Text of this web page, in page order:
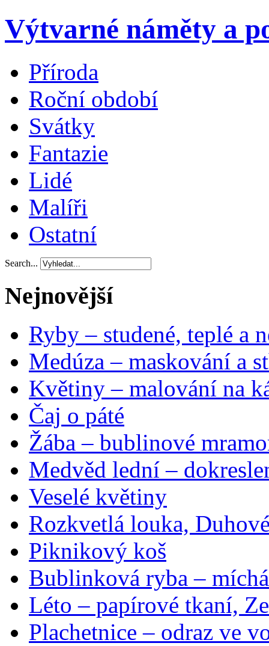
Výtvarné náměty a
Příroda
Roční období
Svátky
Fantazie
Lidé
Malíři
Ostatní
Search...
Nejnovější
Ryby – studené, teplé a
Medúza – maskování a
Květiny – malování na
Čaj o páté
Žába – bublinové
Medvěd lední –
Veselé květiny
Rozkvetlá louka,
Piknikový koš
Bublinková ryba –
Léto – papírové tkaní,
Plachetnice – odraz ve